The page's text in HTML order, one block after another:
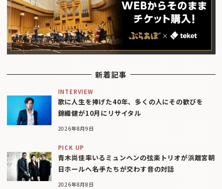
新着記事
INTERVIEW
歌に人生を捧げた40年、多くの人にその歓びを
錦織健が10月にリサイタル
2026年8月9日
PICK UP
青木尚佳率いるミュンヘンの弦楽トリオが浜離宮朝
日ホールへ――名手たちが交わす音の対話
2026年8月8日